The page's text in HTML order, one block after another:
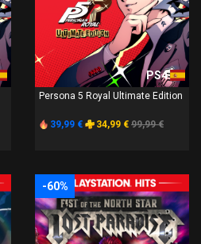
PS4
Persona 5 Royal Ultimate Edition
39,99 € 34,99 € 99,99 €
-60%